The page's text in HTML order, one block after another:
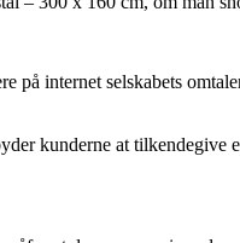
på internet selskabets
kunderne at tilkendegive